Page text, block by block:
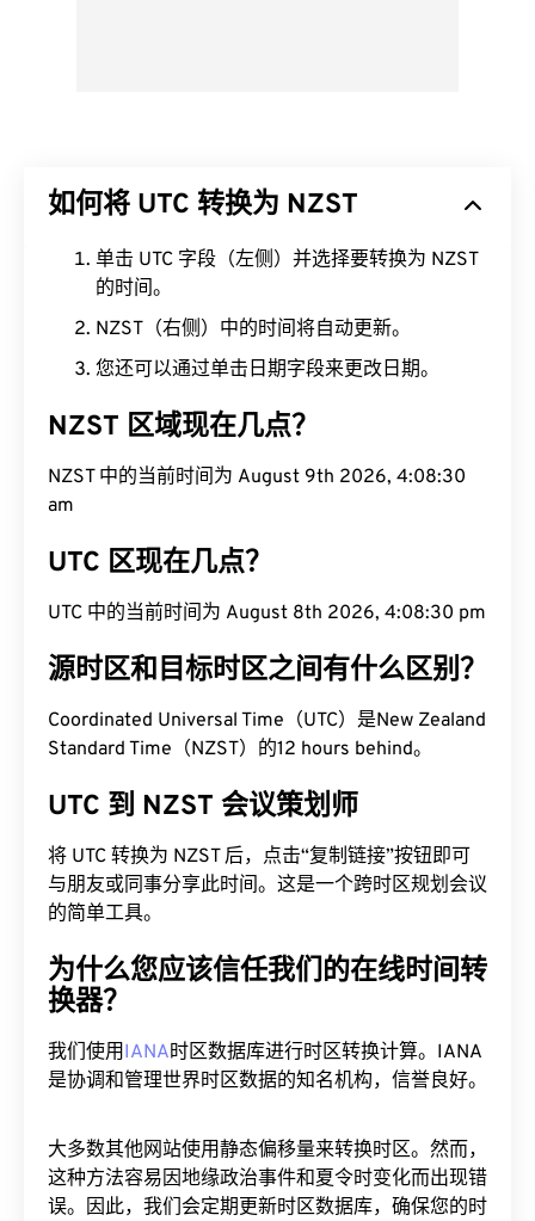
如何将 UTC 转换为 NZST
单击 UTC 字段（左侧）并选择要转换为 NZST
的时间。
NZST（右侧）中的时间将自动更新。
您还可以通过单击日期字段来更改日期。
NZST 区域现在几点？
NZST 中的当前时间为 August 9th 2026, 4:08:31
am
UTC 区现在几点？
UTC 中的当前时间为 August 8th 2026, 4:08:31 pm
源时区和目标时区之间有什么区别？
Coordinated Universal Time（UTC）是New Zealand
Standard Time（NZST）的12 hours behind。
UTC 到 NZST 会议策划师
将 UTC 转换为 NZST 后，点击“复制链接”按钮即可
与朋友或同事分享此时间。这是一个跨时区规划会议
的简单工具。
为什么您应该信任我们的在线时间转
换器？
我们使用IANA时区数据库进行时区转换计算。IANA
是协调和管理世界时区数据的知名机构，信誉良好。
大多数其他网站使用静态偏移量来转换时区。然而，
这种方法容易因地缘政治事件和夏令时变化而出现错
误。因此，我们会定期更新时区数据库，确保您的时